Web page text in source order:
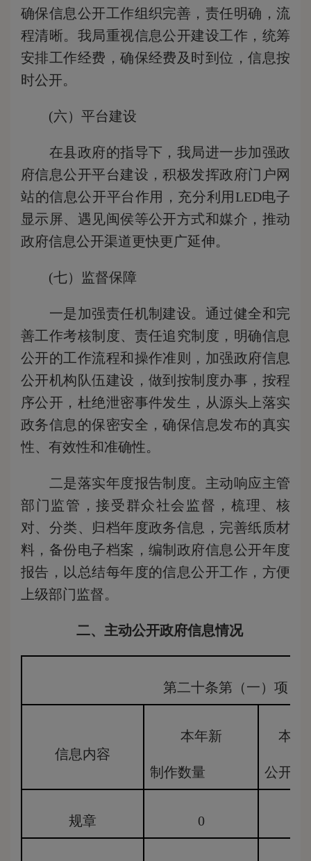
确保信息公开工作组织完善，责任明确，流
程清晰。我局重视信息公开建设工作，统筹
安排工作经费，确保经费及时到位，信息按
时公开。
(六）平台建设
在县政府的指导下，我局进一步加强政
府信息公开平台建设，积极发挥政府门户网
站的信息公开平台作用，充分利用LED电子
显示屏、遇见闽侯等公开方式和媒介，推动
政府信息公开渠道更快更广延伸。
(七）监督保障
一是加强责任机制建设。通过健全和完
善工作考核制度、责任追究制度，明确信息
公开的工作流程和操作准则，加强政府信息
公开机构队伍建设，做到按制度办事，按程
序公开，杜绝泄密事件发生，从源头上落实
政务信息的保密安全，确保信息发布的真实
性、有效性和准确性。
二是落实年度报告制度。主动响应主管
部门监管，接受群众社会监督，梳理、核
对、分类、归档年度政务信息，完善纸质材
料，备份电子档案，编制政府信息公开年度
报告，以总结每年度的信息公开工作，方便
上级部门监督。
二、主动公开政府信息情况
第二十条第（一）项
信息内容
本年新
制作数量
本年
公开数
规章 0